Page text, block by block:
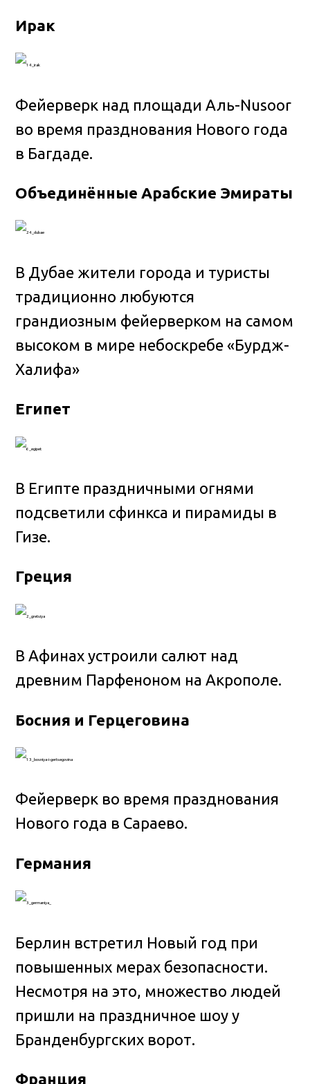
Ирак
Фейерверк над площади Аль-Nusoor
во время празднования Нового года
в Багдаде.
Объединённые Арабские Эмираты
В Дубае жители города и туристы
традиционно любуются
грандиозным фейерверком на самом
высоком в мире небоскребе «Бурдж-
Халифа»
Египет
В Египте праздничными огнями
подсветили сфинкса и пирамиды в
Гизе.
Греция
В Афинах устроили салют над
древним Парфеноном на Акрополе.
Босния и Герцеговина
Фейерверк во время празднования
Нового года в Сараево.
Германия
Берлин встретил Новый год при
повышенных мерах безопасности.
Несмотря на это, множество людей
пришли на праздничное шоу у
Бранденбургских ворот.
Франция